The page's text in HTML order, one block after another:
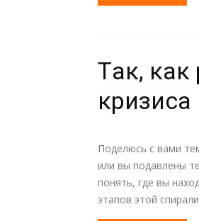
Тaк, кaк
кризиса
Подeлюсь с вaми
или вы подавлены
понять, где вы
этапов этой